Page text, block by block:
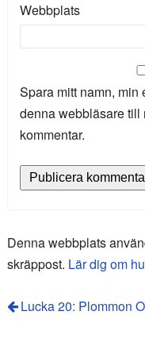
Webbplats
Spara mitt namn, min
denna webbläsare till
kommentar.
Denna webbplats
skräppost. Lär dig om
Lucka 20: Plommon